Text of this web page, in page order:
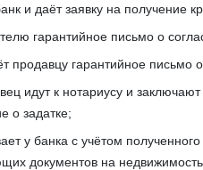
и даёт заявку на получение
гарантийное письмо о
продавцу гарантийное письмо
идут к нотариусу и
о задатке;
у банка с учётом
документов на